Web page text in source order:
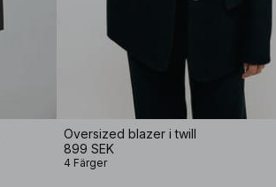
Oversized blazer i twill
899 SEK
4 Färger